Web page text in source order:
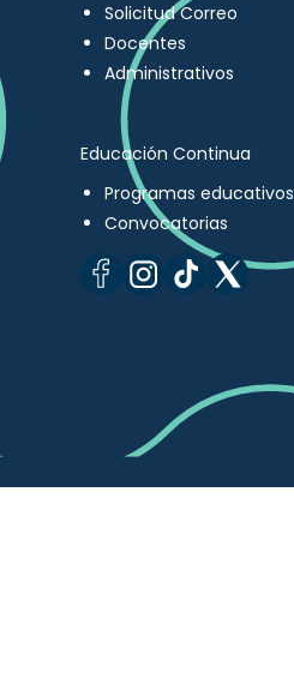
Solicitud Correo
Docentes
Administrativos
Educación Continua
Programas educativos
Convocatorias